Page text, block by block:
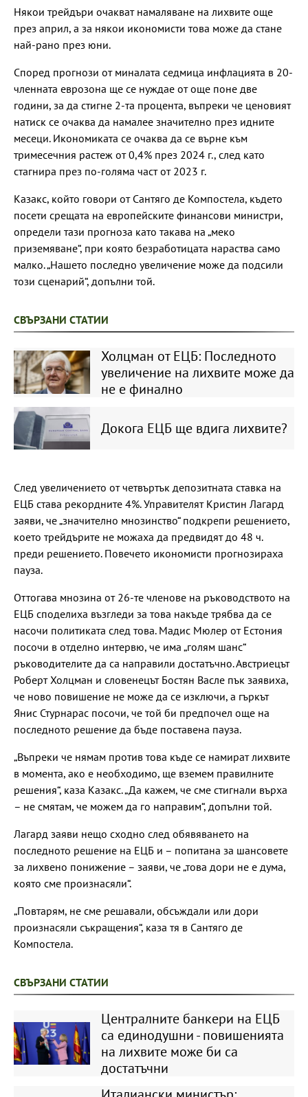
Някои трейдъри очакват намаляване на лихвите още
през април, а за някои икономисти това може да стане
най-рано през юни.
Според прогнози от миналата седмица инфлацията в 20-
членната еврозона ще се нуждае от още поне две
години, за да стигне 2-та процента, въпреки че ценовият
натиск се очаква да намалее значително през идните
месеци. Икономиката се очаква да се върне към
тримесечния растеж от 0,4% през 2024 г., след като
стагнира през по-голяма част от 2023 г.
Казакс, който говори от Сантяго де Компостела, където
посети срещата на европейските финансови министри,
определи тази прогноза като такава на „меко
приземяване“, при която безработицата нараства само
малко. „Нашето последно увеличение може да подсили
този сценарий“, допълни той.
СВЪРЗАНИ СТАТИИ
Холцман от ЕЦБ: Последното
увеличение на лихвите може да
не е финално
Докога ЕЦБ ще вдига лихвите?
След увеличението от четвъртък депозитната ставка на
ЕЦБ става рекордните 4%. Управителят Кристин Лагард
заяви, че „значително мнозинство“ подкрепи решението,
което трейдърите не можаха да предвидят до 48 ч.
преди решението. Повечето икономисти прогнозираха
пауза.
Оттогава мнозина от 26-те членове на ръководството на
ЕЦБ споделиха възгледи за това накъде трябва да се
насочи политиката след това. Мадис Мюлер от Естония
посочи в отделно интервю, че има „голям шанс“
ръководителите да са направили достатъчно. Австриецът
Роберт Холцман и словенецът Бостян Васле пък заявиха,
че ново повишение не може да се изключи, а гъркът
Янис Стурнарас посочи, че той би предпочел още на
последното решение да бъде поставена пауза.
„Въпреки че нямам против това къде се намират лихвите
в момента, ако е необходимо, ще вземем правилните
решения“, каза Казакс. „Да кажем, че сме стигнали върха
– не смятам, че можем да го направим“, допълни той.
Лагард заяви нещо сходно след обявяването на
последното решение на ЕЦБ и – попитана за шансовете
за лихвено понижение – заяви, че „това дори не е дума,
която сме произнасяли“.
„Повтарям, не сме решавали, обсъждали или дори
произнасяли съкращения“, каза тя в Сантяго де
Компостела.
СВЪРЗАНИ СТАТИИ
Централните банкери на ЕЦБ
са единодушни - повишенията
на лихвите може би са
достатъчни